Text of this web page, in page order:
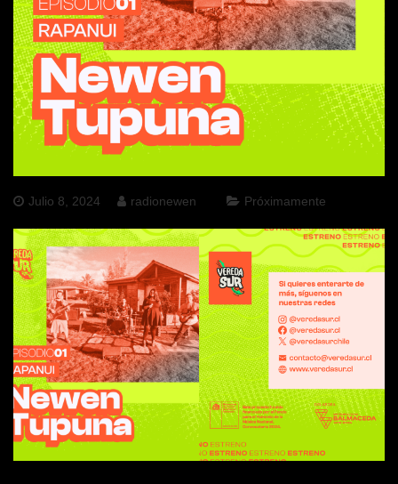
Julio 8, 2024 radionewen Próximamente